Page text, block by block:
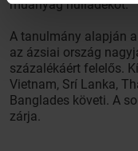
műanyag hulladékot.
A tanulmány alapján
az ázsiai ország
százalékáért felelős.
Vietnam, Srí Lanka,
Banglades követi. A
zárja.